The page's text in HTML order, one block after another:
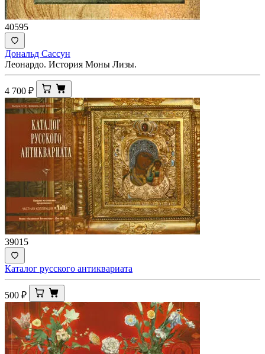
40595
Дональд Сассун
Леонардо. История Моны Лизы.
4 700 ₽
39015
Каталог русского антиквариата
500 ₽